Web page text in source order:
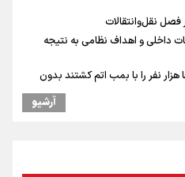
فصل نقل‌وانتقالات
داخلی و اهداف نظامی به نتیجه
نفر را با بمب اتم کشتند بدون
ناوبری امن هستیم
آرشیو